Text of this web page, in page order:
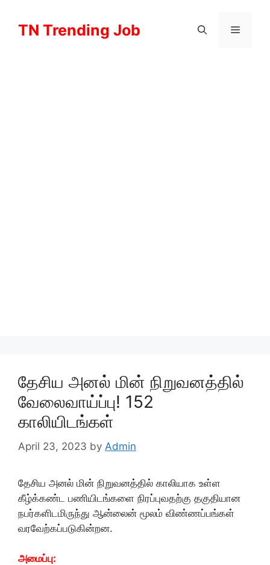
contentTN Trending Job Menu
தேசிய அனல் மின் நிறுவனத்தில்
வேலைவாய்ப்பு! 152
காலியிடங்கள்
April 23, 2023 by Admin
தேசிய அனல் மின் நிறுவனத்தில் காலியாக உள்ள
கீழ்க்கண்ட பணியிடங்களை நிரப்புவதற்கு தகுதியான
நபர்களிடமிருந்து ஆன்லைன் மூலம் விண்ணப்பங்கள்
வரவேற்கப்படுகின்றன.
அமைப்பு: